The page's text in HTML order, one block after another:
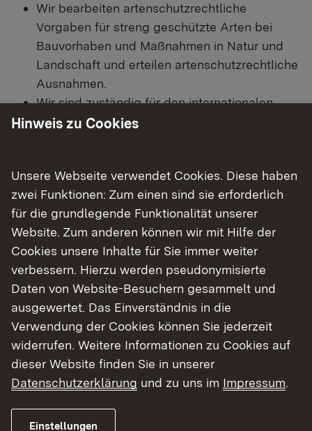
Wir bearbeiten artenschutzrechtliche
Vorgaben für streng geschützte Arten bei
Bauvorhaben und Maßnahmen in Natur und
Landschaft und erteilen artenschutzrechtliche
Ausnahmen.
Wir sind zuständig für den internationalen
Artenschutz. Wir prüfen den
und erstellen für Händler und Züchter
Bescheinigungen und Ausnahmen.
Wir setzen die Programme des Landes zur
Erhaltung der Artenvielfalt in den einzelnen
Regierungsbezirken um. Wir sichern die
vielfältigen Lebensräume der einzelnen Arten
um ihr Überleben zu gewährleisten. Zur
Unterstützung beauftragen wir Art-
Spezialisten, Landwirte oder Firmen.
Außerdem arbeiten wir mit den Gemeinden,
den Landschaftserhaltungsverbänden,
Vereinen und den Fachbehörden am
Hinweis zu Cookies
Unsere Webseite verwendet Cookies. Diese haben
zwei Funktionen: Zum einen sind sie erforderlich
für die grundlegende Funktionalität unserer
Website. Zum anderen können wir mit Hilfe der
Cookies unsere Inhalte für Sie immer weiter
verbessern. Hierzu werden pseudonymisierte
Daten von Website-Besuchern gesammelt und
ausgewertet. Das Einverständnis in die
Verwendung der Cookies können Sie jederzeit
widerrufen. Weitere Informationen zu Cookies auf
dieser Website finden Sie in unserer
Datenschutzerklärung und zu uns im Impressum.
Einstellungen